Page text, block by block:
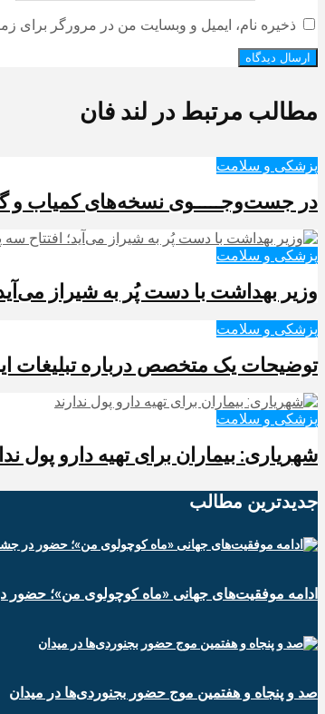
ذخیره نام، ایمیل و وبسایت من در مرورگر برای
مطالب مرتبط در لند فان
پزشکی و سلامت
در جست‌وجـــــوی نسخه‌های کمیاب و
پزشکی و سلامت
وزیر بهداشت با دست پُر به شیراز
پزشکی و سلامت
توضیحات یک متخصص درباره تبلیغات اینستاگرامی
پزشکی و سلامت
شهریاری: بیماران برای تهیه دارو پول
جدیدترین‌ مطالب
ادامه موفقیت‌های جهانی «ماه کوچولوی من»؛ حضور در
صد و پنجاه و هفتمین موج حضور بجنوردی‌ها در میدان